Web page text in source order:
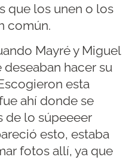
que los unen o los
común.
Mayré y Miguel
hacer su
esta
ahí donde se
de lo súpeeeer
esto, estaba
fotos allí, ya que